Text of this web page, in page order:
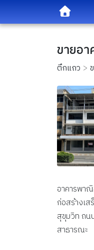
ขายอ
ตึกแถว
อาคารพา
ก่อสร้างเส
สุขุมวิท ถน
สาธารณะ